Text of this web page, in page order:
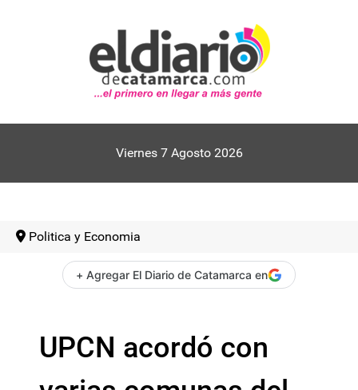
Viernes 7 Agosto 2026
Politica y Economia
+ Agregar El Diario de Catamarca en
UPCN acordó con